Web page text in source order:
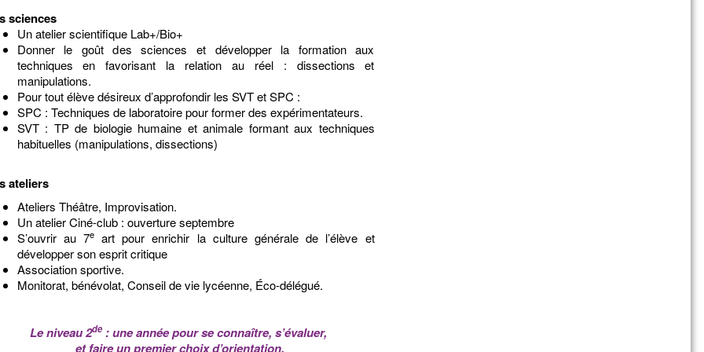
sciences
Un atelier scientifique Lab+/Bio+
Donner le goût des sciences et développer la formation aux
techniques en favorisant la relation au réel : dissections et
manipulations.
Pour tout élève désireux d’approfondir les SVT et SPC :
SPC : Techniques de laboratoire pour former des expérimentateurs.
SVT : TP de biologie humaine et animale formant aux techniques
habituelles (manipulations, dissections)
ateliers
Ateliers Théâtre, Improvisation.
Un atelier Ciné-club : ouverture septembre
S’ouvrir au 7eart pour enrichir la culture générale de l’élève et
développer son esprit critique
Association sportive.
Monitorat, bénévolat, Conseil de vie lycéenne, Éco-délégué.
Le niveau 2de: une année pour se connaître, s’évaluer,
et faire un premier choix d’orientation.